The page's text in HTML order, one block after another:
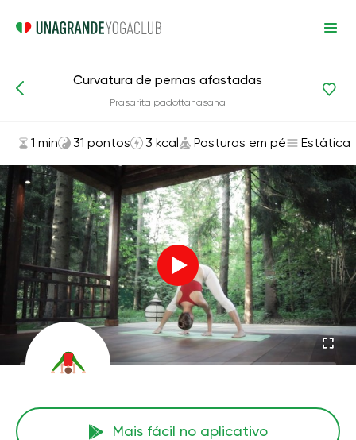
Asanas e exercícios Posturas em pé
Curvatura de pernas afastadas
Prasarita padottanasana
1 min 31 pontos 3 kcal Posturas em pé Estática
Mais fácil no aplicativo